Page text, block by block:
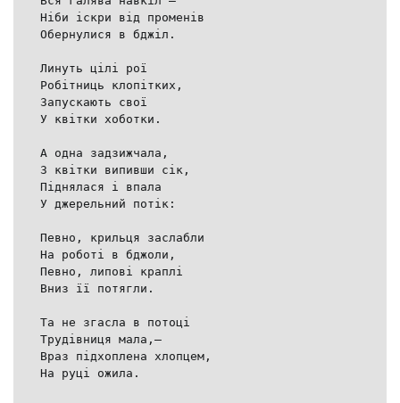
Ніби іскри від променів
Обернулися в бджіл.
Линуть цілі рої
Робітниць клопітких,
Запускають свої
У квітки хоботки.
А одна задзижчала,
З квітки випивши сік,
Піднялася і впала
У джерельний потік:
Певно, крильця заслабли
На роботі в бджоли,
Певно, липові краплі
Вниз її потягли.
Та не згасла в потоці
Трудівниця мала,—
Враз підхоплена хлопцем,
На руці ожила.